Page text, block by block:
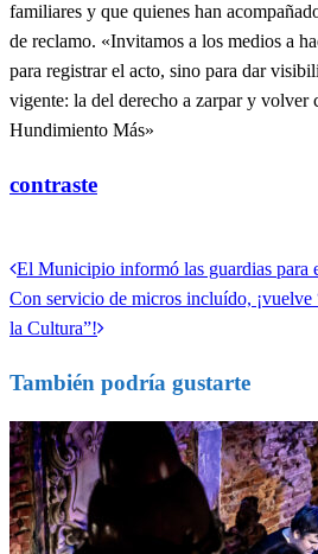
familiares y que quienes han
de reclamo. «Invitamos a los medios a
para registrar el acto, sino para dar
vigente: la del derecho a zarpar y volver
Hundimiento Más»
contraste
Navegación
de
Entrada
anterior
El Municipio informó las guardias para
Entrada
siguiente
Con servicio de micros incluído,
la Cultura”!
También podría gustarte